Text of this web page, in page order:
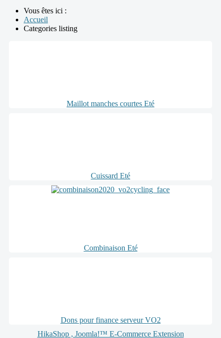
Vous êtes ici :
Accueil
Categories listing
Maillot manches courtes Eté
Cuissard Eté
Combinaison Eté
Dons pour finance serveur VO2
HikaShop , Joomla!™ E-Commerce Extension